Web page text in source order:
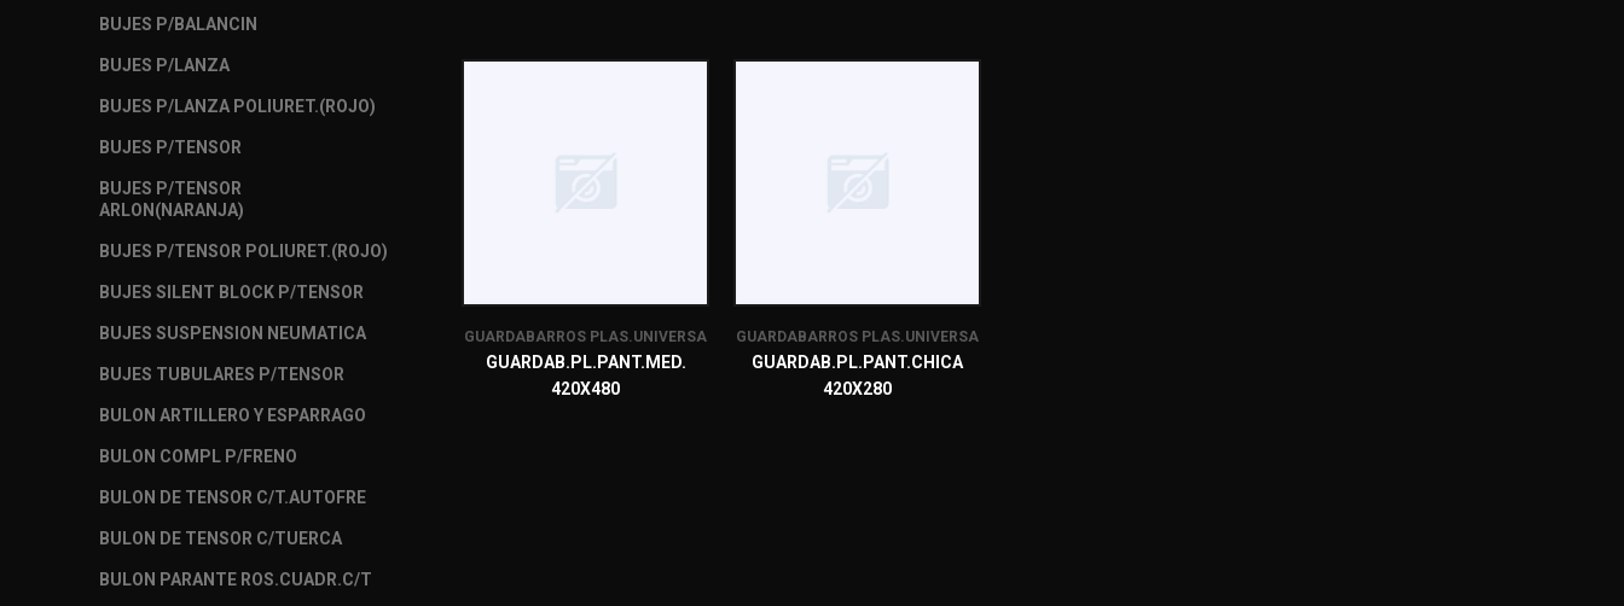
BUJES P/BALANCIN
BUJES P/LANZA
BUJES P/LANZA POLIURET.(ROJO)
BUJES P/TENSOR
BUJES P/TENSOR
ARLON(NARANJA)
BUJES P/TENSOR POLIURET.(ROJO)
BUJES SILENT BLOCK P/TENSOR
BUJES SUSPENSION NEUMATICA
BUJES TUBULARES P/TENSOR
BULON ARTILLERO Y ESPARRAGO
BULON COMPL P/FRENO
BULON DE TENSOR C/T.AUTOFRE
BULON DE TENSOR C/TUERCA
BULON PARANTE ROS.CUADR.C/T
GUARDABARROS PLAS.UNIVERSA
GUARDAB.PL.PANT.MED.
420X480
GUARDABARROS PLAS.UNIVERSA
GUARDAB.PL.PANT.CHICA
420X280